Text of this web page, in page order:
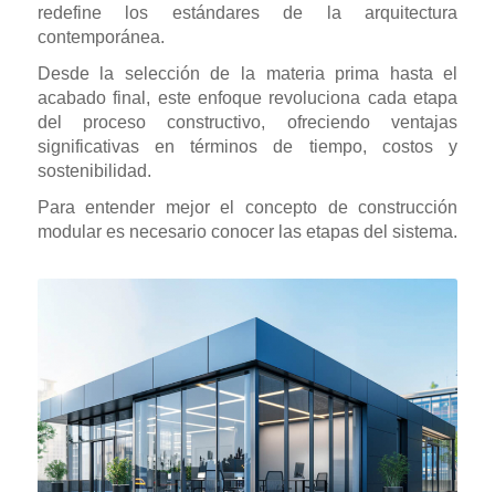
redefine los estándares de la arquitectura
contemporánea.
Desde la selección de la materia prima hasta el
acabado final, este enfoque revoluciona cada etapa
del proceso constructivo, ofreciendo ventajas
significativas en términos de tiempo, costos y
sostenibilidad.
Para entender mejor el concepto de construcción
modular es necesario conocer las etapas del sistema.